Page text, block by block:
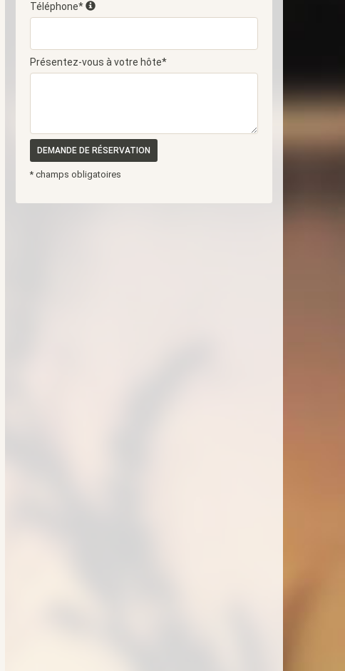
Téléphone*
Présentez-vous à votre hôte*
DEMANDE DE RÉSERVATION
* champs obligatoires